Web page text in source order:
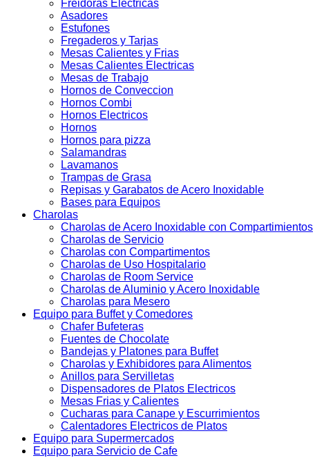
Freidoras Electricas
Asadores
Estufones
Fregaderos y Tarjas
Mesas Calientes y Frias
Mesas Calientes Electricas
Mesas de Trabajo
Hornos de Conveccion
Hornos Combi
Hornos Electricos
Hornos
Hornos para pizza
Salamandras
Lavamanos
Trampas de Grasa
Repisas y Garabatos de Acero Inoxidable
Bases para Equipos
Charolas
Charolas de Acero Inoxidable con Compartimientos
Charolas de Servicio
Charolas con Compartimentos
Charolas de Uso Hospitalario
Charolas de Room Service
Charolas de Aluminio y Acero Inoxidable
Charolas para Mesero
Equipo para Buffet y Comedores
Chafer Bufeteras
Fuentes de Chocolate
Bandejas y Platones para Buffet
Charolas y Exhibidores para Alimentos
Anillos para Servilletas
Dispensadores de Platos Electricos
Mesas Frias y Calientes
Cucharas para Canape y Escurrimientos
Calentadores Electricos de Platos
Equipo para Supermercados
Equipo para Servicio de Cafe